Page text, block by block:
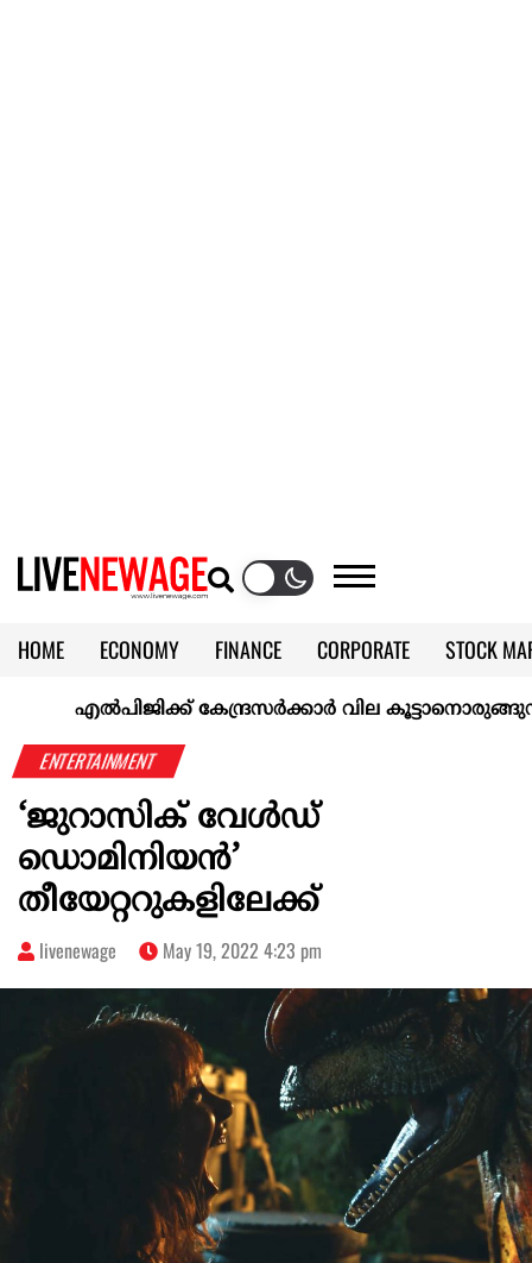
HOME ECONOMY FINANCE CORPORATE
STOCK
CALENDAR
KERALA @70
എല്‍പിജിക്ക് കേന്ദ്രസർക്കാർ വില കൂട്ടാനൊരുങ്ങുന്നുവെന്ന്
ENTERTAINMENT
‘ജുറാസിക് വേള്‍ഡ്
ഡൊമിനിയന്‍’
തീയേറ്ററുകളിലേക്ക്
livenewage May 19, 2022 4:23 pm